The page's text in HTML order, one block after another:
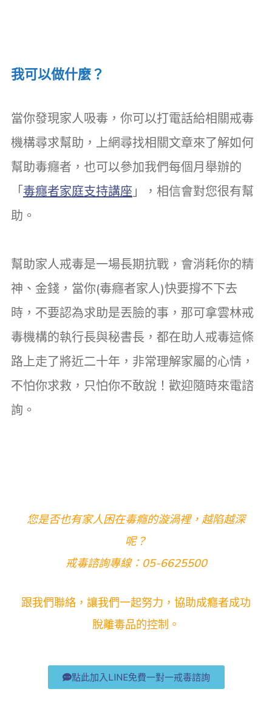
我可以做什麼？
當你發現家人吸毒，你可以打電話給相關戒毒
機構尋求幫助，上網尋找相關文章來了解如何
幫助毒癮者，也可以參加我們每個月舉辦的
「毒癮者家庭支持講座 」，相信會對您很有幫
助。
幫助家人戒毒是一場長期抗戰，會消耗你的精
神、金錢，當你(毒癮者家人)快要撐不下去
時，不要認為求助是丟臉的事，那可拿雲林戒
毒機構的執行長與秘書長，都在助人戒毒這條
路上走了將近二十年，非常理解家屬的心情，
不怕你求救，只怕你不敢說！歡迎隨時來電諮
詢。
您是否也有家人困在毒癮的漩渦裡，越陷越深
呢？
戒毒諮詢專線：05-6625500
跟我們聯絡，讓我們一起努力，協助成癮者成功
脫離毒品的控制。
點此加入LINE免費一對一戒毒諮詢